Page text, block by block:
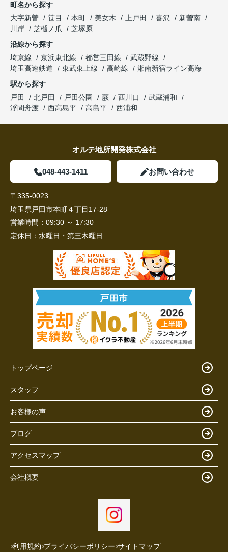
町名から探す
大字新曽
笹目 本町 美女木 上戸田 喜沢
新曽南
川岸
芝樋ノ爪
芝塚原
沿線から探す
埼京線
京浜東北線 都営三田線
武蔵野線
埼玉高速鉄道
東武東上線 高崎線
湘南新宿ライン高海
駅から探す
戸田
北戸田 戸田公園 蕨 西川口
武蔵浦和
浮間舟渡
西高島平 高島平 西浦和
オルテ地所開発株式会社
048-443-1411 お問い合わせ
〒335-0023
埼玉県戸田市本町４丁目17-28
営業時間： 09:30 ～ 17:30
定休日： 水曜日・第三木曜日
トップページ
スタッフ
お客様の声
ブログ
アクセスマップ
会社概要
利用規約 プライバシーポリシー サイトマップ